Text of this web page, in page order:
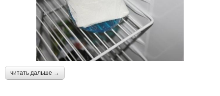
читать дальше →